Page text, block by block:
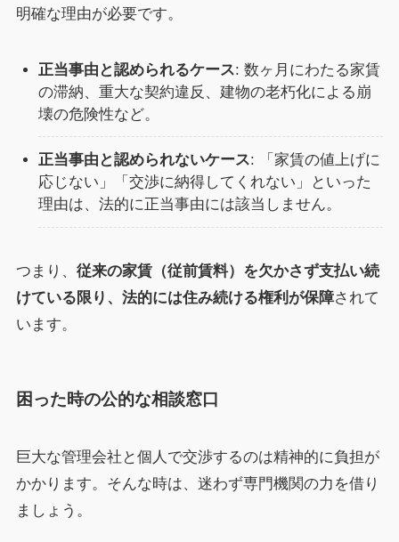
明確な理由が必要です。
正当事由と認められるケース: 数ヶ月にわたる家賃
の滞納、重大な契約違反、建物の老朽化による崩
壊の危険性など。
正当事由と認められないケース: 「家賃の値上げに
応じない」「交渉に納得してくれない」といった
理由は、法的に正当事由には該当しません。
つまり、 従来の家賃（従前賃料）を欠かさず支払い続
けている限り、法的には住み続ける権利が保障されて
います。
困った時の公的な相談窓口
巨大な管理会社と個人で交渉するのは精神的に負担が
かかります。そんな時は、迷わず専門機関の力を借り
ましょう。